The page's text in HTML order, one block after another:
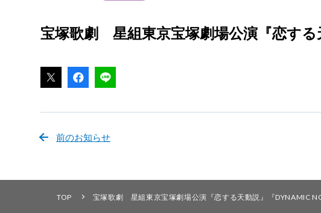
宝塚歌劇 星組東京宝塚劇場公演『恋す
前のお知らせ
TOP 宝塚歌劇 星組東京宝塚劇場公演『恋する天動説』『DYNAMIC